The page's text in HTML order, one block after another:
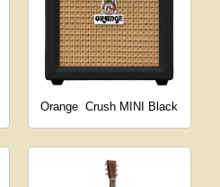
Orange Crush MINI Black